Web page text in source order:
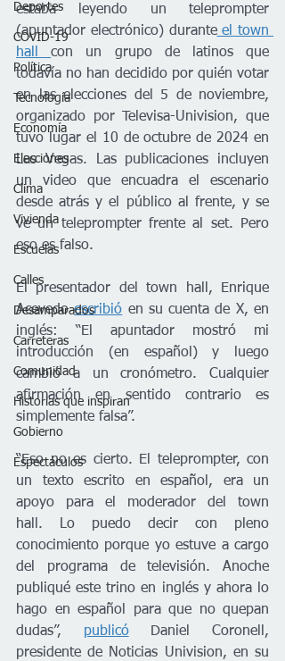
Deportes
COVID-19
Política
Tecnología
Economía
Elecciones
Clima
Vivienda
Escuelas
Calles
Desamparados
Carreteras
Comunidad
Historias que inspiran
Gobierno
Espectáculos
estaba leyendo un teleprompter
(apuntador electrónico) durante el town
hall con un grupo de latinos que
todavía no han decidido por quién votar
en las elecciones del 5 de noviembre,
organizado por Televisa-Univision, que
tuvo lugar el 10 de octubre de 2024 en
Las Vegas. Las publicaciones incluyen
un video que encuadra el escenario
desde atrás y el público al frente, y se
ve un teleprompter frente al set. Pero
eso es falso.
El presentador del town hall, Enrique
Acevedo escribió en su cuenta de X, en
inglés: “El apuntador mostró mi
introducción (en español) y luego
cambió a un cronómetro. Cualquier
afirmación en sentido contrario es
simplemente falsa”.
“Eso no es cierto. El teleprompter, con
un texto escrito en español, era un
apoyo para el moderador del town
hall. Lo puedo decir con pleno
conocimiento porque yo estuve a cargo
del programa de televisión. Anoche
publiqué este trino en inglés y ahora lo
hago en español para que no quepan
dudas”, publicó Daniel Coronell,
presidente de Noticias Univision, en su